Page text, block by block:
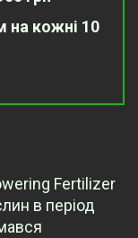
на кожні 10
Fertilizer
в період